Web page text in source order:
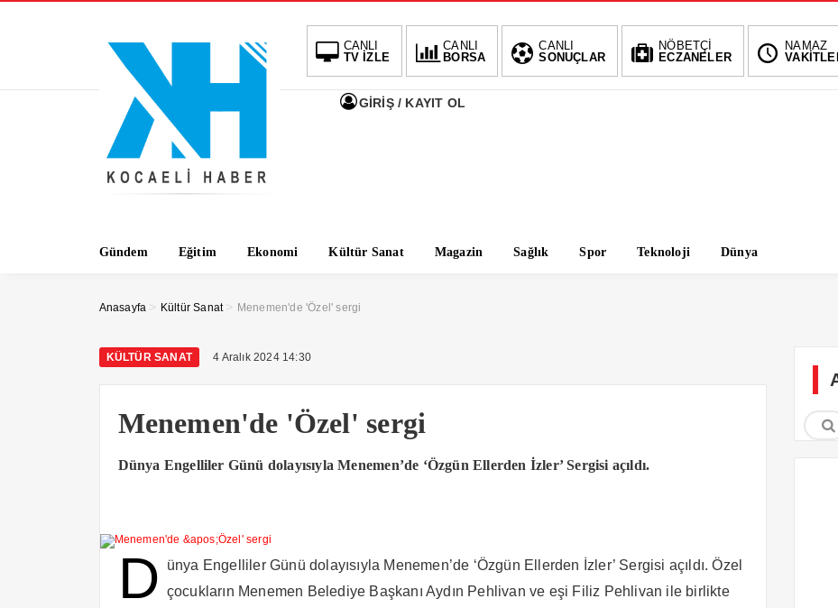
CANLI
TV İZLE
CANLI
BORSA
CANLI
SONUÇLAR
NÖBETÇİ
ECZANELER
NAMAZ
GİRİŞ / KAYIT OL
Gündem Eğitim Ekonomi Kültür Sanat Magazin Sağlık Spor Teknoloji Dünya
Anasayfa > Kültür Sanat > Menemen'de 'Özel' sergi
KÜLTÜR SANAT 4 Aralık 2024 14:30
Menemen'de 'Özel' sergi
Dünya Engelliler Günü dolayısıyla Menemen’de ‘Özgün Ellerden İzler’ Sergisi açıldı.
D
ünya Engelliler Günü dolayısıyla Menemen’de ‘Özgün Ellerden İzler’ Sergisi açıldı. Özel
çocukların Menemen Belediye Başkanı Aydın Pehlivan ve eşi Filiz Pehlivan ile birlikte